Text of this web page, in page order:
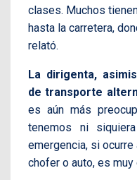
clases. Muchos
hasta la carretera,
relató.
La dirigenta,
de transporte
es aún más
tenemos ni
emergencia, si ocurre
chofer o auto, es muy